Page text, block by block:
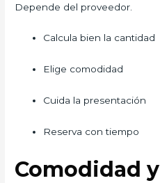
Depende del proveedor.
Calcula bien la cantidad
Elige comodidad
Cuida la presentación
Reserva con tiempo
Comodidad y